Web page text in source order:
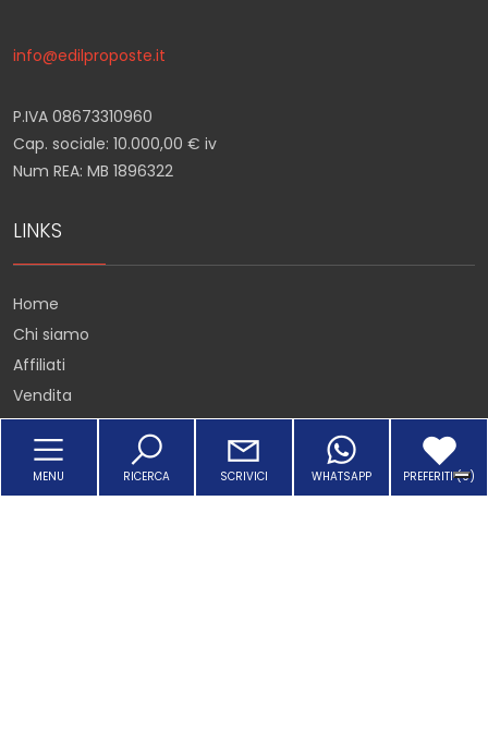
info@edilproposte.it
P.IVA 08673310960
Cap. sociale: 10.000,00 € iv
Num REA: MB 1896322
LINKS
Home
Chi siamo
Affiliati
Vendita
Affitto
Acquisizione
Lavora con noi
Arredato
Nuova costruzione
Lusso
MENU RICERCA SCRIVICI WHATSAPP PREFERITI (0)